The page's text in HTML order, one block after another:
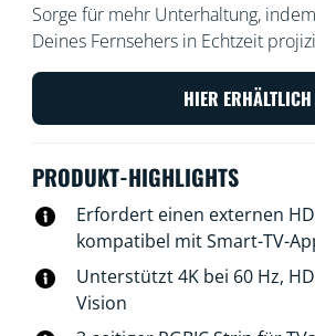
Sorge für mehr Unterhaltung,
Deines Fernsehers in Echtzeit
Strip sorgt für leuchtende Farben
Beleuchtung bei Filmen, Spielen
die einfache Installation und die
jedem HDMI 2.0-Gerät wie einem
farbfähige WiZ-Lichter über WLAN
ganzen Raum.
HIER ERHÄLTLICH
PRODUKT-HIGHLIGHTS
Erfordert einen externen
kompatibel mit Smart-TV-
Unterstützt 4K bei 60 Hz,
Vision